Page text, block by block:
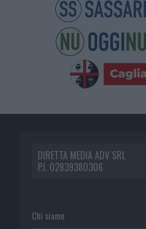
DIRETTA MEDIA ADV SRL
P.I. 02839380306
Chi siamo